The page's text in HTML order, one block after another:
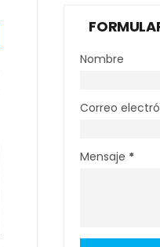
Nombre
Correo
Mensaje *